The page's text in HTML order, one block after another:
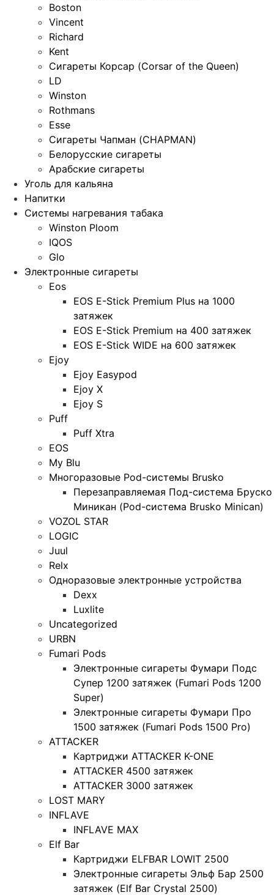
Boston
Vincent
Richard
Kent
Сигареты Корсар (Corsar of the Queen)
LD
Winston
Rothmans
Esse
Сигареты Чапман (CHAPMAN)
Белорусские сигареты
Арабские сигареты
Уголь для кальяна
Напитки
Системы нагревания табака
Winston Ploom
IQOS
Glo
Электронные сигареты
Eos
EOS E-Stick Premium Plus на 1000
затяжек
EOS E-Stick Premium на 400 затяжек
EOS E-Stick WIDE на 600 затяжек
Ejoy
Ejoy Easypod
Ejoy X
Ejoy S
Puff
Puff Xtra
EOS
My Blu
Многоразовые Pod-системы Brusko
Перезаправляемая Под-система Бруско
Миникан (Pod-система Brusko Minican)
VOZOL STAR
LOGIC
Juul
Relx
Одноразовые электронные устройства
Dexx
Luxlite
Uncategorized
URBN
Fumari Pods
Электронные сигареты Фумари Подс
Супер 1200 затяжек (Fumari Pods 1200
Super)
Электронные сигареты Фумари Про
1500 затяжек (Fumari Pods 1500 Pro)
ATTACKER
Картриджи ATTACKER K-ONE
ATTACKER 4500 затяжек
ATTACKER 3000 затяжек
LOST MARY
INFLAVE
INFLAVE MAX
Elf Bar
Картриджи ELFBAR LOWIT 2500
Электронные сигареты Эльф Бар 2500
затяжек (Elf Bar Crystal 2500)